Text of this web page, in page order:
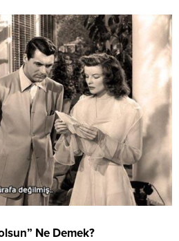
Ne Demek?